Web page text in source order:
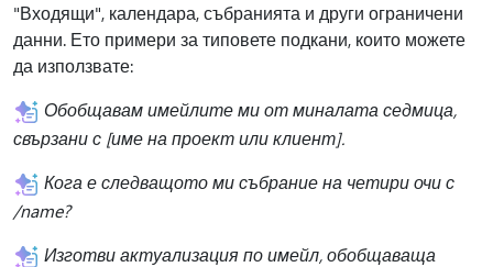
"Входящи", календара, събранията и други ограничени
данни. Ето примери за типовете подкани, които можете
да използвате:
Обобщавам имейлите ми от миналата седмица,
свързани с [име на проект или клиент].
Кога е следващото ми събрание на четири очи с
/name?
Изготви актуализация по имейл, обобщаваща